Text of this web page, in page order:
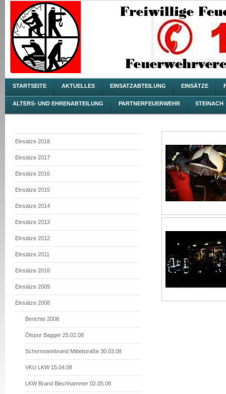
STARTSEITE AKTUELLES EINSATZABTEILUNG EINSÄTZE
ALTERS- UND EHRENABTEILUNG PARTNERFEUERWEHR STEINACH
Einsätze 2018
Einsätze 2017
Einsätze 2016
Einsätze 2015
Einsätze 2014
Einsätze 2013
Einsätze 2012
Einsätze 2011
Einsätze 2010
Einsätze 2009
Einsätze 2008
Berichte 2008
Ölspur Bagger 25.02.08
Schornsteinbrand Mittelstraße 30.03.08
VKU LKW 15.04.08
LKW Brand Blechhammer 02.05.08